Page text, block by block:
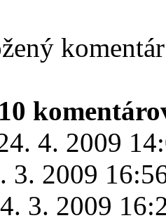
4. 2009
3. 2009
4. 3. 2009